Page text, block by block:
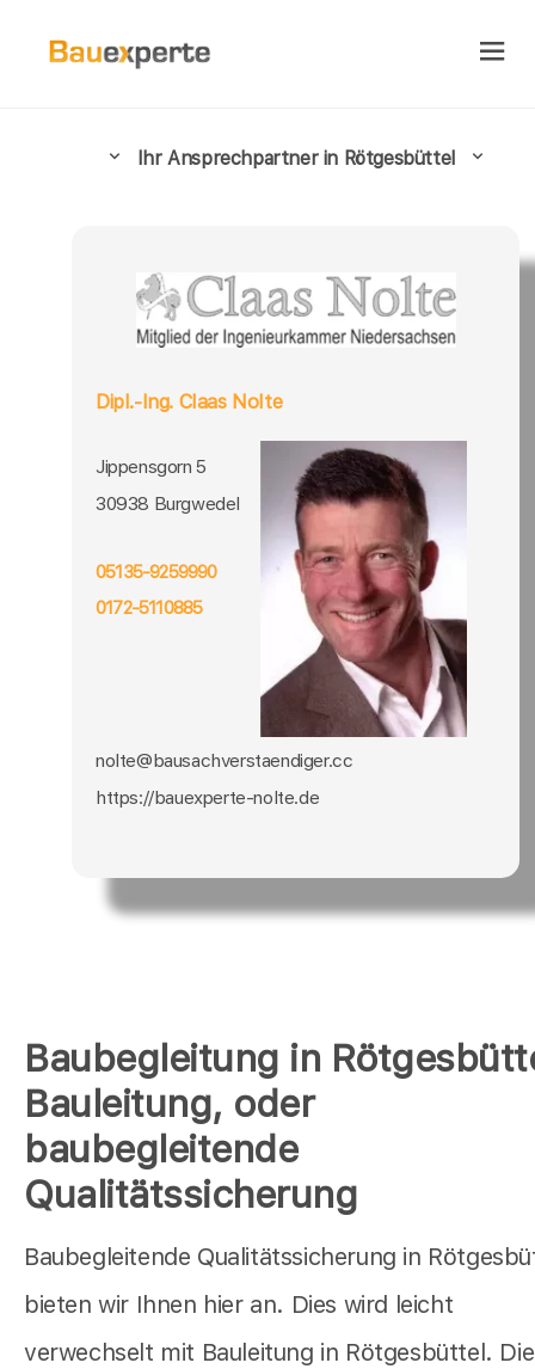
Baubegleitung in
Bauleitung, oder
baubegleitende
Qualitätssicherung
Baubegleitende Qualitätssicherung in
bieten wir Ihnen hier an. Dies wird leicht
verwechselt mit Bauleitung in Rötgesbüttel. Die
Ihr Ansprechpartner in Rötgesbüttel
Dipl.-Ing. Claas Nolte
Jippensgorn 5
30938 Burgwedel
05135-9259990
0172-5110885
nolte@bausachverstaendiger.cc
https://bauexperte-nolte.de